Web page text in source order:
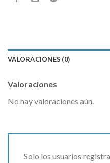
VALORACIONES (0)
Valoraciones
No hay valoraciones aún.
Solo los usuarios